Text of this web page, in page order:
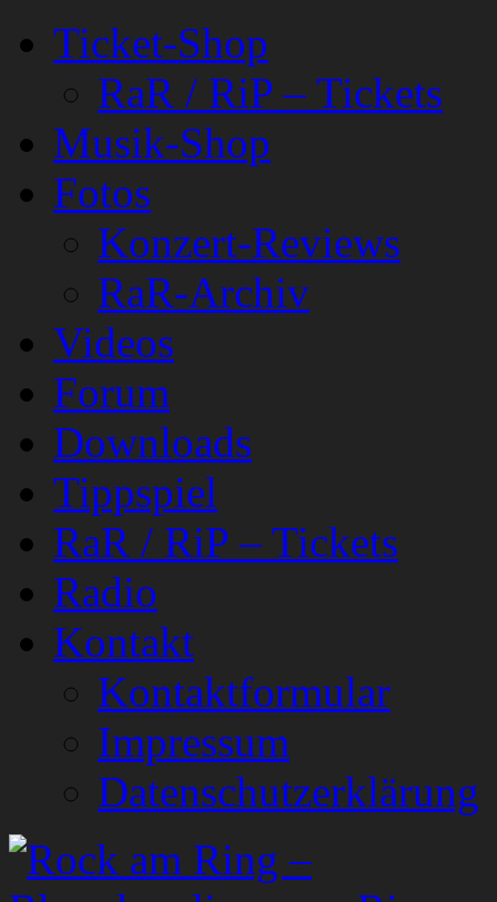
Ticket-Shop
RaR / RiP – Tickets
Musik-Shop
Fotos
Konzert-Reviews
RaR-Archiv
Videos
Forum
Downloads
Tippspiel
RaR / RiP – Tickets
Radio
Kontakt
Kontaktformular
Impressum
Datenschutzerklärung